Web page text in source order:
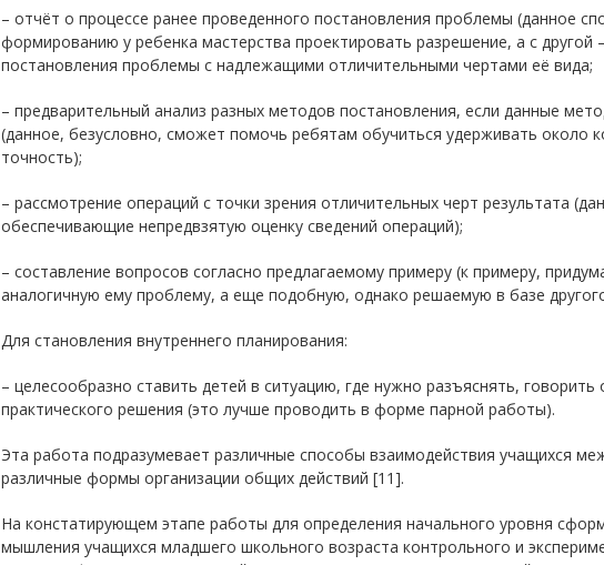
– отчёт о процессе ранее проведенного постановления проблемы (данное
формированию у ребенка мастерства проектировать разрешение, а с другой
постановления проблемы с надлежащими отличительными чертами её вида;
– предварительный анализ разных методов постановления, если данные
(данное, безусловно, сможет помочь ребятам обучиться удерживать около
точность);
– рассмотрение операций с точки зрения отличительных черт результата
обеспечивающие непредвзятую оценку сведений операций);
– составление вопросов согласно предлагаемому примеру (к примеру,
аналогичную ему проблему, а еще подобную, однако решаемую в базе
Для становления внутреннего планирования:
– целесообразно ставить детей в ситуацию, где нужно разъяснять,
практического решения (это лучше проводить в форме парной работы).
Эта работа подразумевает различные способы взаимодействия учащихся
различные формы организации общих действий [11].
На констатирующем этапе работы для определения начального уровня
мышления учащихся младшего школьного возраста контрольного и